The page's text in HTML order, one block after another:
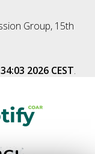
Group, 15th
2026 CEST.